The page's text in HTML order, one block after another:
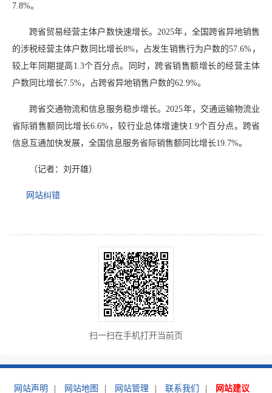
7.8%。
跨省贸易经营主体户数快速增长。2025年，全国跨省异地销售
的涉税经营主体户数同比增长8%，占发生销售行为户数的57.6%，
较上年同期提高1.3个百分点。同时，跨省销售额增长的经营主体
户数同比增长7.5%，占跨省异地销售户数的62.9%。
跨省交通物流和信息服务稳步增长。2025年，交通运输物流业
省际销售额同比增长6.6%，较行业总体增速快1.9个百分点。跨省
信息互通加快发展，全国信息服务省际销售额同比增长19.7%。
（记者：刘开雄）
网站纠错
扫一扫在手机打开当前页
网站声明 网站地图 网站管理 联系我们 网站建议